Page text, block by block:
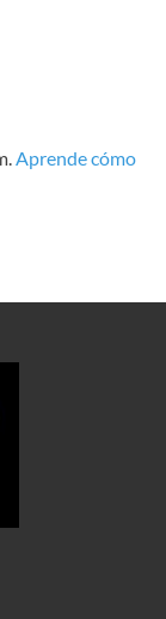
Aprende cómo